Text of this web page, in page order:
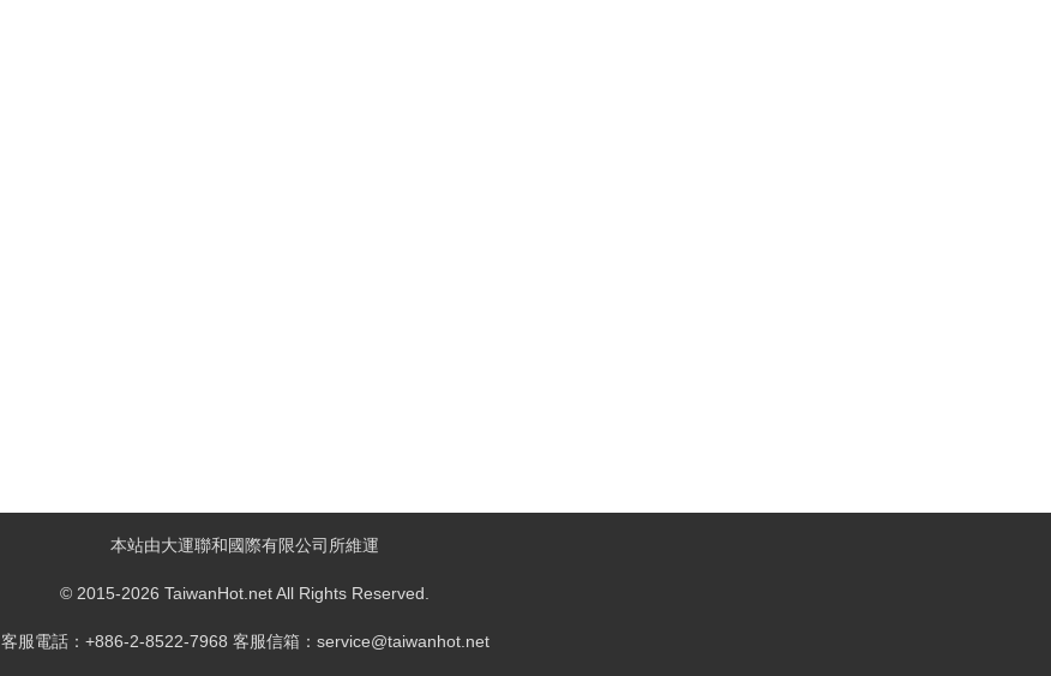
本站由大運聯和國際有限公司所維運
© 2015-2026 TaiwanHot.net All Rights Reserved.
客服電話：+886-2-8522-7968 客服信箱：service@taiwanhot.net